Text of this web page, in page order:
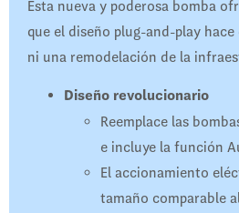
Esta nueva y poderosa bomba
que el diseño plug-and-play
ni una remodelación de la
Diseño revolucionario
Reemplace las
e incluye la función
El accionamiento
tamaño comparable